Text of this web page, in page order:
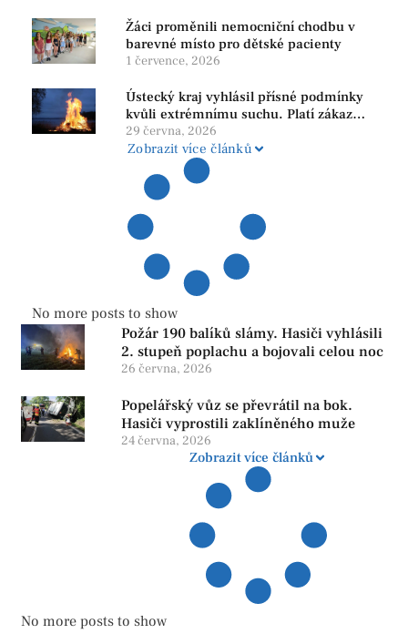
Žáci proměnili nemocniční chodbu v
barevné místo pro dětské pacienty
1 července, 2026
Ústecký kraj vyhlásil přísné podmínky
kvůli extrémnímu suchu. Platí zákaz
ohňů i pyrotechniky
29 června, 2026
Zobrazit více článků
No more posts to show
Požár 190 balíků slámy. Hasiči vyhlásili
2. stupeň poplachu a bojovali celou noc
26 června, 2026
Popelářský vůz se převrátil na bok.
Hasiči vyprostili zaklíněného muže
24 června, 2026
Zobrazit více článků
No more posts to show